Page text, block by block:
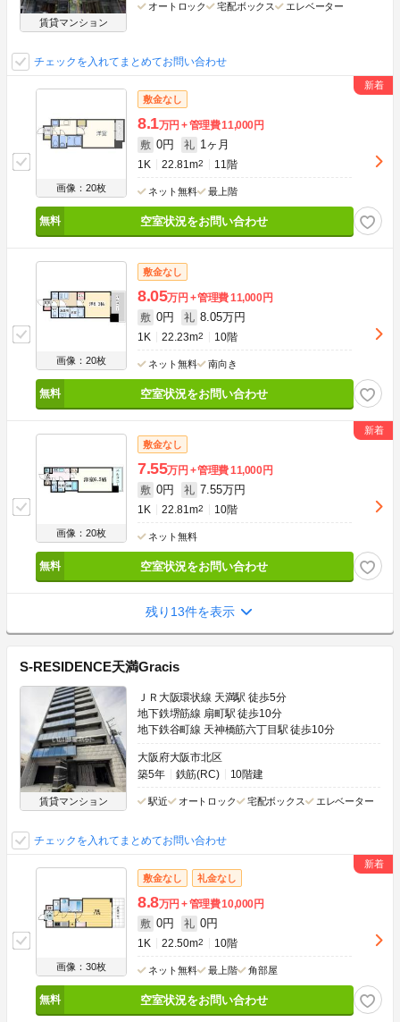
賃貸マンション
オートロック 宅配ボックス エレベーター
チェックを入れてまとめてお問い合わせ
画像：20枚
敷金なし
8.1万円 管理費11,000円
敷 0円 礼 1ヶ月
1K 22.81m2 11階
ネット無料 最上階
空室状況をお問い合わせ
画像：20枚
敷金なし
8.05万円 管理費11,000円
敷 0円 礼 8.05万円
1K 22.23m2 10階
ネット無料 南向き
空室状況をお問い合わせ
画像：20枚
敷金なし
7.55万円 管理費11,000円
敷 0円 礼 7.55万円
1K 22.81m2 10階
ネット無料
空室状況をお問い合わせ
残り13件を表示
S-RESIDENCE天満Gracis
賃貸マンション
ＪＲ大阪環状線 天満駅 徒歩5分
地下鉄堺筋線 扇町駅 徒歩10分
地下鉄谷町線 天神橋筋六丁目駅 徒歩10分
大阪府大阪市北区
築5年
鉄筋(RC) 10階建
駅近 オートロック 宅配ボックス エレベーター
チェックを入れてまとめてお問い合わせ
画像：30枚
敷金なし 礼金なし
8.8万円 管理費10,000円
敷 0円 礼 0円
1K 22.50m2 10階
ネット無料 最上階 角部屋
空室状況をお問い合わせ